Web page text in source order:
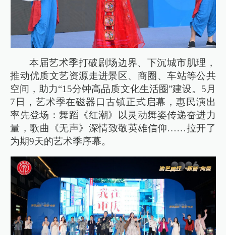
本届艺术季打破剧场边界、下沉城市肌理，
推动优质文艺资源走进景区、商圈、车站等公共
空间，助力“15分钟高品质文化生活圈”建设。5月
7日，艺术季在磁器口古镇正式启幕，惠民演出
率先登场：舞蹈《红潮》以灵动舞姿传递奋进力
量，歌曲《无声》深情致敬英雄信仰……拉开了
为期9天的艺术季序幕。